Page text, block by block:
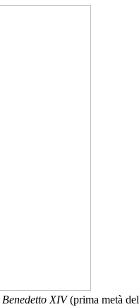
Benedetto XIV(prima metà del